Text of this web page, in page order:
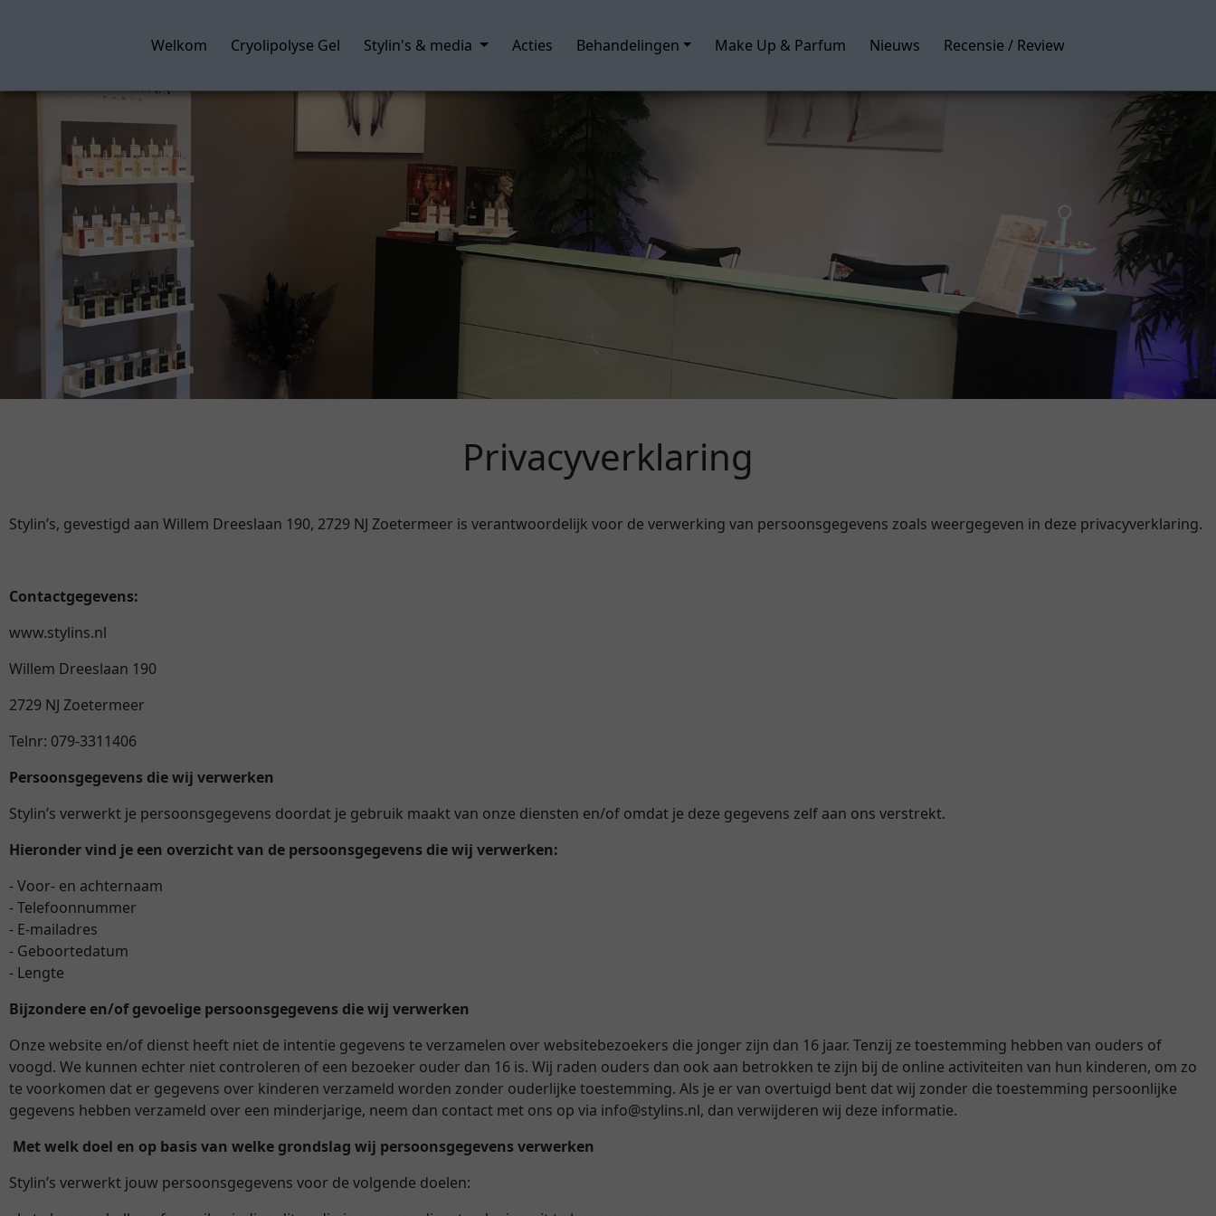
Welkom Cryolipolyse Gel Stylin's & media Acties Behandelingen Make Up & Parfum Nieuws Recensie / Review
Privacyverklaring
Stylin’s, gevestigd aan Willem Dreeslaan 190, 2729 NJ Zoetermeer is verantwoordelijk voor de verwerking van persoonsgegevens zoals weergegeven in deze privacyverklaring.
Contactgegevens:
www.stylins.nl
Willem Dreeslaan 190
2729 NJ Zoetermeer
Telnr: 079-3311406
Persoonsgegevens die wij verwerken
Stylin’s verwerkt je persoonsgegevens doordat je gebruik maakt van onze diensten en/of omdat je deze gegevens zelf aan ons verstrekt.
Hieronder vind je een overzicht van de persoonsgegevens die wij verwerken:
- Voor- en achternaam
- Telefoonnummer
- E-mailadres
- Geboortedatum
- Lengte
Bijzondere en/of gevoelige persoonsgegevens die wij verwerken
Onze website en/of dienst heeft niet de intentie gegevens te verzamelen over websitebezoekers die jonger zijn dan 16 jaar. Tenzij ze toestemming hebben van ouders of
voogd. We kunnen echter niet controleren of een bezoeker ouder dan 16 is. Wij raden ouders dan ook aan betrokken te zijn bij de online activiteiten van hun kinderen, om zo
te voorkomen dat er gegevens over kinderen verzameld worden zonder ouderlijke toestemming. Als je er van overtuigd bent dat wij zonder die toestemming persoonlijke
gegevens hebben verzameld over een minderjarige, neem dan contact met ons op via info@stylins.nl, dan verwijderen wij deze informatie.
Met welk doel en op basis van welke grondslag wij persoonsgegevens verwerken
Stylin’s verwerkt jouw persoonsgegevens voor de volgende doelen: